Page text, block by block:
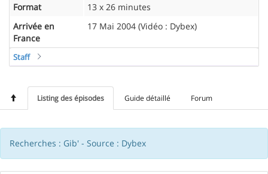
Format
13 x 26 minutes
Arrivée en
France
17 Mai 2004 (Vidéo : Dybex)
Staff
Listing des épisodes Guide détaillé Forum
Recherches : Gib' - Source : Dybex